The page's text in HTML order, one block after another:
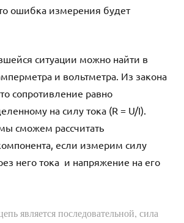
ошибка измерения будет
ситуации можно найти в
и вольтметра. Из закона
сопротивление равно
на силу тока (R = U/I).
сможем рассчитать
если измерим силу
него тока и напряжение на его
является последовательной, сила